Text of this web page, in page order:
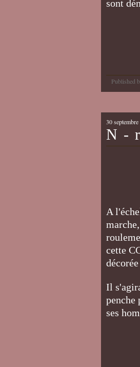
sont
Published
30
N -
A
cette
Il
penche
ses